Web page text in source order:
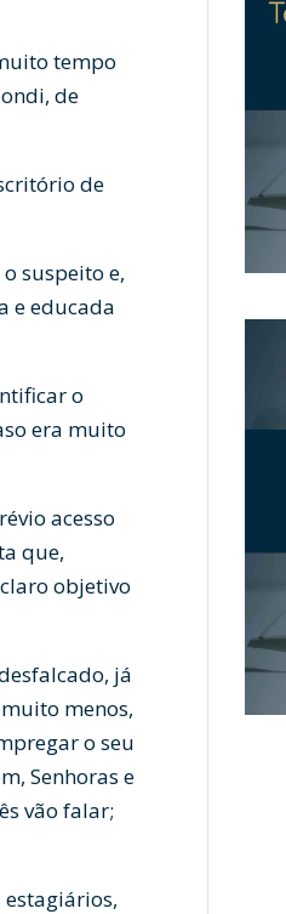
tempo
de
de
suspeito e,
e educada
o
era muito
acesso
que,
objetivo
já
menos,
o seu
Senhoras e
vão falar;
estagiários,